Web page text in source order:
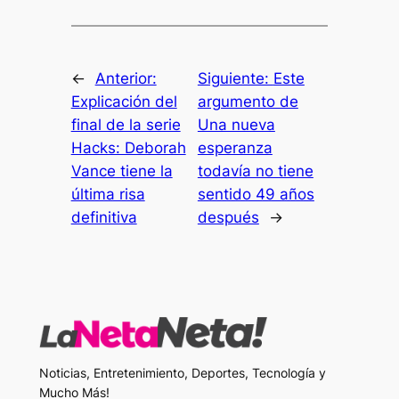
← Anterior:
Explicación del
final de la serie
Hacks: Deborah
Vance tiene la
última risa
definitiva
Siguiente: Este
argumento de
Una nueva
esperanza
todavía no tiene
sentido 49 años
después
→
Noticias, Entretenimiento, Deportes, Tecnología y
Mucho Más!